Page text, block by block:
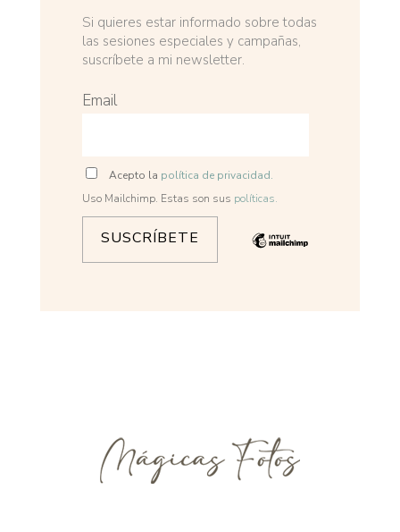
Si quieres estar informado sobre todas
las sesiones especiales y campañas,
suscríbete a mi newsletter.
Email
Acepto la política de privacidad.
Uso Mailchimp. Estas son sus políticas.